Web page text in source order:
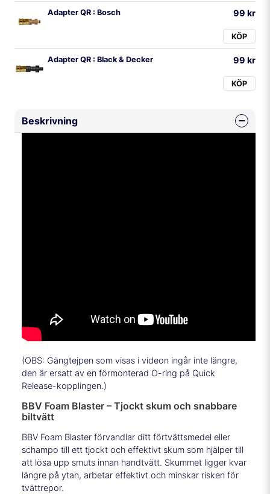
Adapter QR : Bosch 99 kr
KÖP
Adapter QR : Black & Decker 99 kr
KÖP
Beskrivning
(OBS: Gängtejpen som visas i videon ingår inte längre,
den är ersatt av en förmonterad O-ring på Quick
Release-kopplingen.)
BBV Foam Blaster – Tjockt skum och snabbare
biltvätt
BBV Foam Blaster förvandlar ditt förtvättsmedel eller
schampo till ett tjockt och effektivt skum som hjälper till
att lösa upp smuts innan handtvätt. Skummet ligger kvar
längre på ytan, arbetar effektivt och minskar risken för
tvättrepor.